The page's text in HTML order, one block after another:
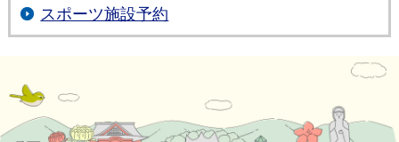
スポーツ施設予約